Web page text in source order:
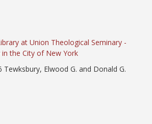
at Union Theological Seminary -
the City of New York
Tewksbury, Elwood G. and Donald G.